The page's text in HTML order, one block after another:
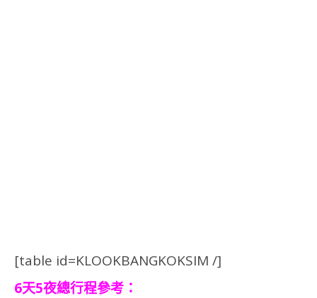
[table id=KLOOKBANGKOKSIM /]
6天5夜總行程參考：